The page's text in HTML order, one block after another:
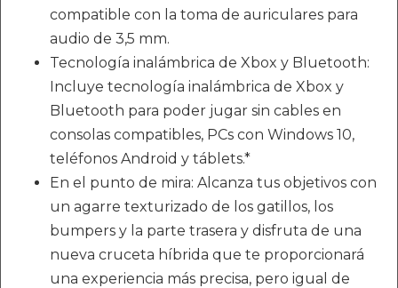
compatible con la toma de auriculares para
audio de 3,5 mm.
Tecnología inalámbrica de Xbox y Bluetooth:
Incluye tecnología inalámbrica de Xbox y
Bluetooth para poder jugar sin cables en
consolas compatibles, PCs con Windows 10,
teléfonos Android y táblets.*
En el punto de mira: Alcanza tus objetivos con
un agarre texturizado de los gatillos, los
bumpers y la parte trasera y disfruta de una
nueva cruceta híbrida que te proporcionará
una experiencia más precisa, pero igual de